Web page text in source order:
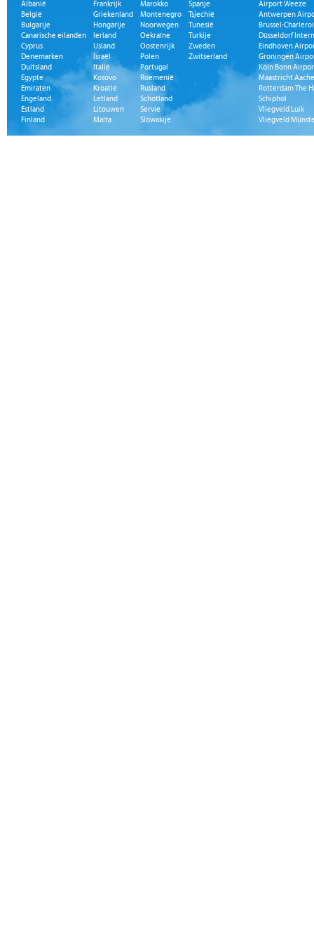
Albanië
België
Bulgarije
Canarische eilanden
Cyprus
Denemarken
Duitsland
Egypte
Emiraten
Engeland
Estland
Finland
Frankrijk
Griekenland
Hongarije
Ierland
IJsland
Israël
Italië
Kosovo
Kroatië
Letland
Litouwen
Malta
Marokko
Montenegro
Noorwegen
Oekraïne
Oostenrijk
Polen
Portugal
Roemenië
Rusland
Schotland
Servië
Slowakije
Spanje
Tsjechië
Tunesië
Turkije
Zweden
Zwitserland
Airport Weeze
Antwerpen
Brussel-
Düsseldorf
Eindhoven
Groningen
Köln Bonn
Maastricht
Rotterdam The
Schiphol
Vliegveld Luik
Vliegveld